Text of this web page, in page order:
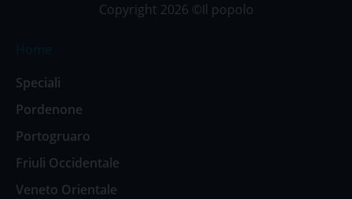
Copyright 2026 ©Il popolo
Speciali
Pordenone
Portogruaro
Friuli Occidentale
Veneto Orientale